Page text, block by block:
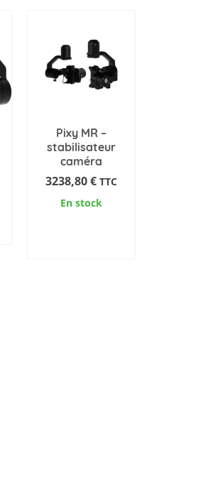
Pixy MR –
stabilisateur
caméra
3238,80€ TTC
En stock